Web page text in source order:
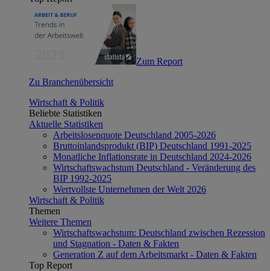
Zum Report
Zu Branchenübersicht
Wirtschaft & Politik
Beliebte Statistiken
Aktuelle Statistiken
Arbeitslosenquote Deutschland 2005-2026
Bruttoinlandsprodukt (BIP) Deutschland 1991-2025
Monatliche Inflationsrate in Deutschland 2024-2026
Wirtschaftswachstum Deutschland - Veränderung des
BIP 1992-2025
Wertvollste Unternehmen der Welt 2026
Wirtschaft & Politik
Themen
Weitere Themen
Wirtschaftswachstum: Deutschland zwischen Rezession
und Stagnation - Daten & Fakten
Generation Z auf dem Arbeitsmarkt - Daten & Fakten
Top Report